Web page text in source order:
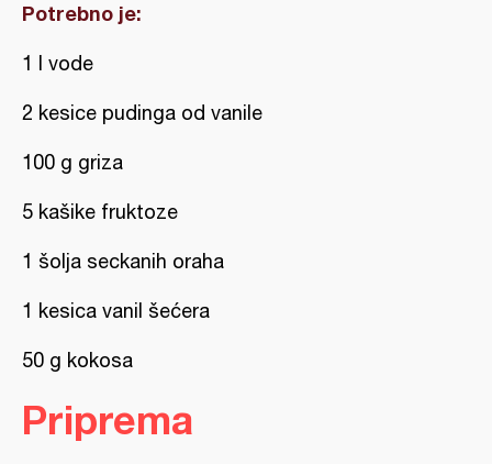
Potrebno je:
1 l vode
2 kesice pudinga od vanile
100 g griza
5 kašike fruktoze
1 šolja seckanih oraha
1 kesica vanil šećera
50 g kokosa
Priprema